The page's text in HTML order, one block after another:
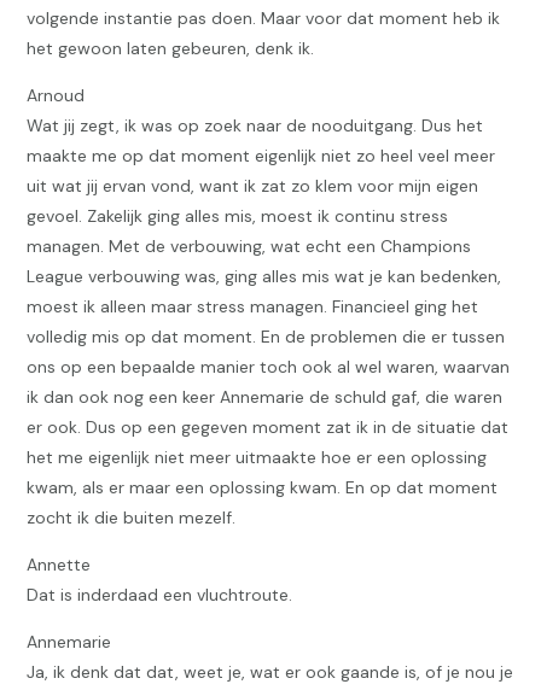
volgende instantie pas doen. Maar voor dat moment heb ik
het gewoon laten gebeuren, denk ik.
Arnoud
Wat jij zegt, ik was op zoek naar de nooduitgang. Dus het
maakte me op dat moment eigenlijk niet zo heel veel meer
uit wat jij ervan vond, want ik zat zo klem voor mijn eigen
gevoel. Zakelijk ging alles mis, moest ik continu stress
managen. Met de verbouwing, wat echt een Champions
League verbouwing was, ging alles mis wat je kan bedenken,
moest ik alleen maar stress managen. Financieel ging het
volledig mis op dat moment. En de problemen die er tussen
ons op een bepaalde manier toch ook al wel waren, waarvan
ik dan ook nog een keer Annemarie de schuld gaf, die waren
er ook. Dus op een gegeven moment zat ik in de situatie dat
het me eigenlijk niet meer uitmaakte hoe er een oplossing
kwam, als er maar een oplossing kwam. En op dat moment
zocht ik die buiten mezelf.
Annette
Dat is inderdaad een vluchtroute.
Annemarie
Ja, ik denk dat dat, weet je, wat er ook gaande is, of je nou je